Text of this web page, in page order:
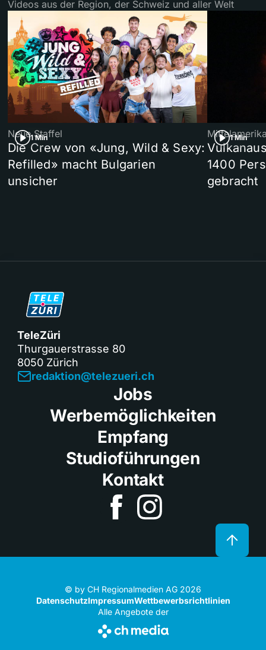
Videos aus der Region, der Schweiz und aller Welt
1 Min
Neue Staffel
Die Crew von «Jung, Wild & Sexy:
Refilled» macht Bulgarien
unsicher
1 Min
1400
gebracht
TeleZüri
Thurgauerstrasse 80
8050 Zürich
redaktion@telezueri.ch
Jobs
Werbemöglichkeiten
Empfang
Studioführungen
Kontakt
© by CH Regionalmedien AG 2026
DatenschutzImpressumWettbewerbsrichtlinien
Alle Angebote der